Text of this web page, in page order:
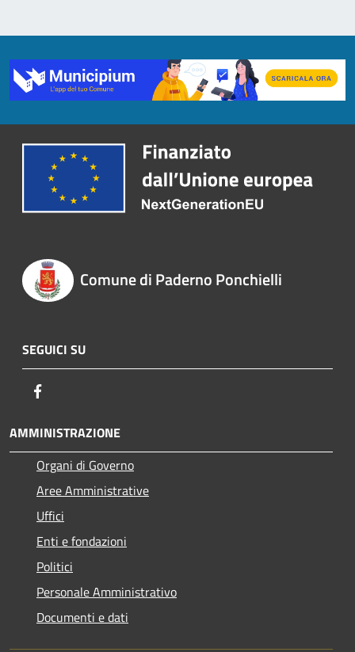
Comune di Paderno Ponchielli
SEGUICI SU
AMMINISTRAZIONE
Organi di Governo
Aree Amministrative
Uffici
Enti e fondazioni
Politici
Personale Amministrativo
Documenti e dati